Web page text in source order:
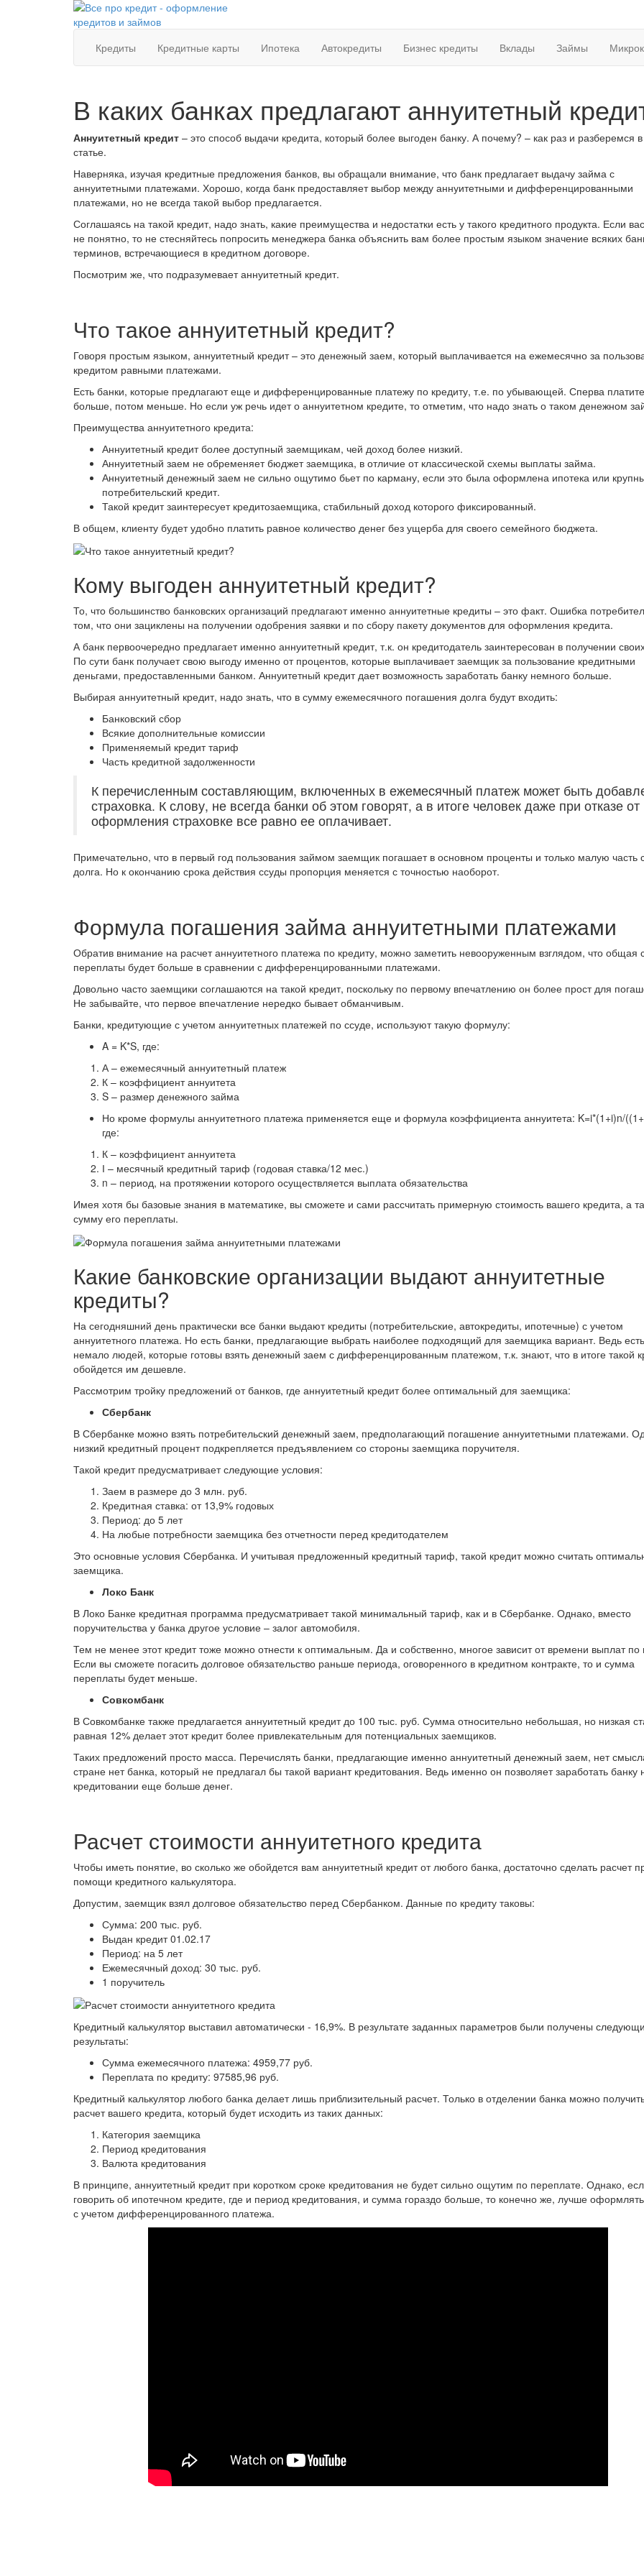
Кредиты Кредитные карты Ипотека Автокредиты Бизнес кредиты Вклады Займы
В каких банках предлагают аннуитетный
Аннуитетный кредит – это способ выдачи кредита, который более выгоден банку. А почему? – как раз и разберемся
статье.
Наверняка, изучая кредитные предложения банков, вы обращали внимание, что банк предлагает выдачу займа с
аннуитетными платежами. Хорошо, когда банк предоставляет выбор между аннуитетными и дифференцированными
платежами, но не всегда такой выбор предлагается.
Соглашаясь на такой кредит, надо знать, какие преимущества и недостатки есть у такого кредитного продукта. Если
не понятно, то не стесняйтесь попросить менеджера банка объяснить вам более простым языком значение всяких
терминов, встречающиеся в кредитном договоре.
Посмотрим же, что подразумевает аннуитетный кредит.
Что такое аннуитетный кредит?
Говоря простым языком, аннуитетный кредит – это денежный заем, который выплачивается на ежемесячно за
кредитом равными платежами.
Есть банки, которые предлагают еще и дифференцированные платежу по кредиту, т.е. по убывающей. Сперва платите
больше, потом меньше. Но если уж речь идет о аннуитетном кредите, то отметим, что надо знать о таком денежном
Преимущества аннуитетного кредита:
Аннуитетный кредит более доступный заемщикам, чей доход более низкий.
Аннуитетный заем не обременяет бюджет заемщика, в отличие от классической схемы выплаты займа.
Аннуитетный денежный заем не сильно ощутимо бьет по карману, если это была оформлена ипотека или
потребительский кредит.
Такой кредит заинтересует кредитозаемщика, стабильный доход которого фиксированный.
В общем, клиенту будет удобно платить равное количество денег без ущерба для своего семейного бюджета.
Кому выгоден аннуитетный кредит?
То, что большинство банковских организаций предлагают именно аннуитетные кредиты – это факт. Ошибка
том, что они зациклены на получении одобрения заявки и по сбору пакету документов для оформления кредита.
А банк первоочередно предлагает именно аннуитетный кредит, т.к. он кредитодатель заинтересован в получении
По сути банк получает свою выгоду именно от процентов, которые выплачивает заемщик за пользование кредитными
деньгами, предоставленными банком. Аннуитетный кредит дает возможность заработать банку немного больше.
Выбирая аннуитетный кредит, надо знать, что в сумму ежемесячного погашения долга будут входить:
Банковский сбор
Всякие дополнительные комиссии
Применяемый кредит тариф
Часть кредитной задолженности
К перечисленным составляющим, включенных в ежемесячный платеж может быть
страховка. К слову, не всегда банки об этом говорят, а в итоге человек даже при отказе от
оформления страховке все равно ее оплачивает.
Примечательно, что в первый год пользования займом заемщик погашает в основном проценты и только малую часть
долга. Но к окончанию срока действия ссуды пропорция меняется с точностью наоборот.
Формула погашения займа аннуитетными платежами
Обратив внимание на расчет аннуитетного платежа по кредиту, можно заметить невооруженным взглядом, что общая
переплаты будет больше в сравнении с дифференцированными платежами.
Довольно часто заемщики соглашаются на такой кредит, поскольку по первому впечатлению он более прост для
Не забывайте, что первое впечатление нередко бывает обманчивым.
Банки, кредитующие с учетом аннуитетных платежей по ссуде, используют такую формулу:
A = K*S, где:
А – ежемесячный аннуитетный платеж
К – коэффициент аннуитета
S – размер денежного займа
Но кроме формулы аннуитетного платежа применяется еще и формула коэффициента аннуитета: K=i*(1+i)n/
где:
К – коэффициент аннуитета
І – месячный кредитный тариф (годовая ставка/12 мес.)
n – период, на протяжении которого осуществляется выплата обязательства
Имея хотя бы базовые знания в математике, вы сможете и сами рассчитать примерную стоимость вашего кредита, а
сумму его переплаты.
Какие банковские организации выдают аннуитетные
кредиты?
На сегодняшний день практически все банки выдают кредиты (потребительские, автокредиты, ипотечные) с учетом
аннуитетного платежа. Но есть банки, предлагающие выбрать наиболее подходящий для заемщика вариант. Ведь есть
немало людей, которые готовы взять денежный заем с дифференцированным платежом, т.к. знают, что в итоге такой
обойдется им дешевле.
Рассмотрим тройку предложений от банков, где аннуитетный кредит более оптимальный для заемщика:
Сбербанк
В Сбербанке можно взять потребительский денежный заем, предполагающий погашение аннуитетными платежами.
низкий кредитный процент подкрепляется предъявлением со стороны заемщика поручителя.
Такой кредит предусматривает следующие условия:
Заем в размере до 3 млн. руб.
Кредитная ставка: от 13,9% годовых
Период: до 5 лет
На любые потребности заемщика без отчетности перед кредитодателем
Это основные условия Сбербанка. И учитывая предложенный кредитный тариф, такой кредит можно считать
заемщика.
Локо Банк
В Локо Банке кредитная программа предусматривает такой минимальный тариф, как и в Сбербанке. Однако, вместо
поручительства у банка другое условие – залог автомобиля.
Тем не менее этот кредит тоже можно отнести к оптимальным. Да и собственно, многое зависит от времени выплат по
Если вы сможете погасить долговое обязательство раньше периода, оговоренного в кредитном контракте, то и сумма
переплаты будет меньше.
Совкомбанк
В Совкомбанке также предлагается аннуитетный кредит до 100 тыс. руб. Сумма относительно небольшая, но низкая
равная 12% делает этот кредит более привлекательным для потенциальных заемщиков.
Таких предложений просто масса. Перечислять банки, предлагающие именно аннуитетный денежный заем, нет
стране нет банка, который не предлагал бы такой вариант кредитования. Ведь именно он позволяет заработать банку
кредитовании еще больше денег.
Расчет стоимости аннуитетного кредита
Чтобы иметь понятие, во сколько же обойдется вам аннуитетный кредит от любого банка, достаточно сделать расчет
помощи кредитного калькулятора.
Допустим, заемщик взял долговое обязательство перед Сбербанком. Данные по кредиту таковы:
Сумма: 200 тыс. руб.
Выдан кредит 01.02.17
Период: на 5 лет
Ежемесячный доход: 30 тыс. руб.
1 поручитель
Кредитный калькулятор выставил автоматически - 16,9%. В результате заданных параметров были получены
результаты:
Сумма ежемесячного платежа: 4959,77 руб.
Переплата по кредиту: 97585,96 руб.
Кредитный калькулятор любого банка делает лишь приблизительный расчет. Только в отделении банка можно
расчет вашего кредита, который будет исходить из таких данных:
Категория заемщика
Период кредитования
Валюта кредитования
В принципе, аннуитетный кредит при коротком сроке кредитования не будет сильно ощутим по переплате. Однако,
говорить об ипотечном кредите, где и период кредитования, и сумма гораздо больше, то конечно же, лучше
с учетом дифференцированного платежа.